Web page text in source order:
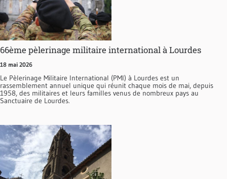
66ème pèlerinage militaire international à Lourdes
18 mai 2026
Le Pèlerinage Militaire International (PMI) à Lourdes est un
rassemblement annuel unique qui réunit chaque mois de mai, depuis
1958, des militaires et leurs familles venus de nombreux pays au
Sanctuaire de Lourdes.